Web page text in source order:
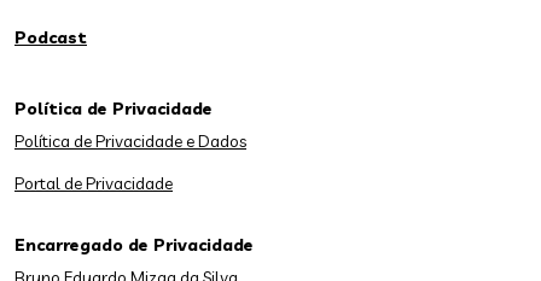
Podcast
Política de Privacidade
Política de Privacidade e Dados
Portal de Privacidade
Encarregado de Privacidade